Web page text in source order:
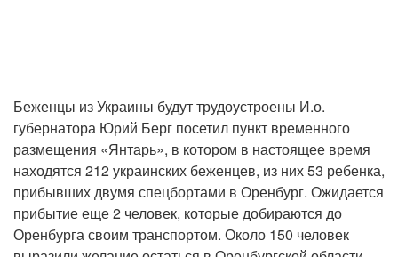
Беженцы из Украины будут трудоустроены И.о.
губернатора Юрий Берг посетил пункт временного
размещения «Янтарь», в котором в настоящее время
находятся 212 украинских беженцев, из них 53 ребенка,
прибывших двумя спецбортами в Оренбург. Ожидается
прибытие еще 2 человек, которые добираются до
Оренбурга своим транспортом. Около 150 человек